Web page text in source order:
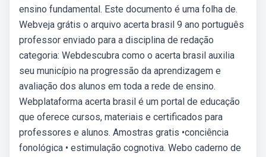
ensino fundamental. Este documento é uma folha de.
Webveja grátis o arquivo acerta brasil 9 ano português
professor enviado para a disciplina de redação
categoria: Webdescubra como o acerta brasil auxilia
seu município na progressão da aprendizagem e
avaliação dos alunos em toda a rede de ensino.
Webplataforma acerta brasil é um portal de educação
que oferece cursos, materiais e certificados para
professores e alunos. Amostras gratis •conciência
fonológica • estimulação cognotiva. Webo caderno de